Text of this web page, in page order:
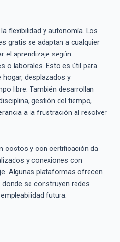
flexibilidad y autonomía. Los
gratis se adaptan a cualquier
el aprendizaje según
o laborales. Esto es útil para
hogar, desplazados y
libre. También desarrollan
gestión del tiempo,
a la frustración al resolver
costos y con certificación da
y conexiones con
Algunas plataformas ofrecen
se construyen redes
futura.